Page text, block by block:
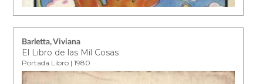
Barletta, Viviana
El Libro de las Mil Cosas
Portada Libro | 1980